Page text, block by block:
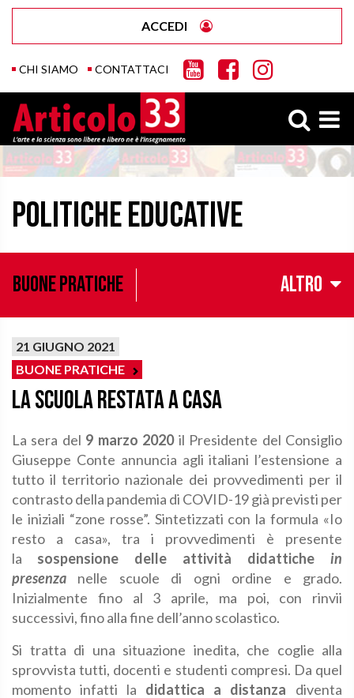
CHI SIAMO CONTATTACI
ACCEDI
Politiche educative
Buone pratiche Altro
21 GIUGNO 2021
BUONE PRATICHE
La scuola restata a casa
La sera del 9 marzo 2020il Presidente del Consiglio
Giuseppe Conte annuncia agli italiani l’estensione a
tutto il territorio nazionale dei provvedimenti per il
contrasto della pandemia di COVID-19 già previsti per
le iniziali “zone rosse”. Sintetizzati con la formula «Io
resto a casa», tra i provvedimenti è presente
la sospensione delle attività didattiche in
presenza nelle scuole di ogni ordine e grado.
Inizialmente fino al 3 aprile, ma poi, con rinvii
successivi, fino alla fine dell’anno scolastico.
Si tratta di una situazione inedita, che coglie alla
sprovvista tutti, docenti e studenti compresi. Da quel
momento infatti la didattica a distanza diventa